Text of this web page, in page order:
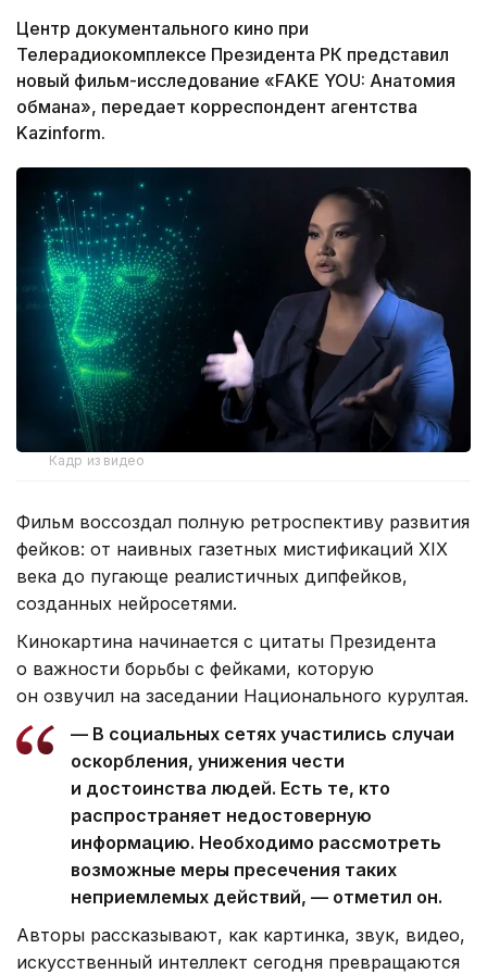
Центр документального кино при
Телерадиокомплексе Президента РК представил
новый фильм-исследование «FAKE YOU: Анатомия
обмана», передает корреспондент агентства
Kazinform.
Кадр из видео
Фильм воссоздал полную ретроспективу развития
фейков: от наивных газетных мистификаций XIX
века до пугающе реалистичных дипфейков,
созданных нейросетями.
Кинокартина начинается с цитаты Президента
о важности борьбы с фейками, которую
он озвучил на заседании Национального курултая.
— В социальных сетях участились случаи
оскорбления, унижения чести
и достоинства людей. Есть те, кто
распространяет недостоверную
информацию. Необходимо рассмотреть
возможные меры пресечения таких
неприемлемых действий, — отметил он.
Авторы рассказывают, как картинка, звук, видео,
искусственный интеллект сегодня превращаются